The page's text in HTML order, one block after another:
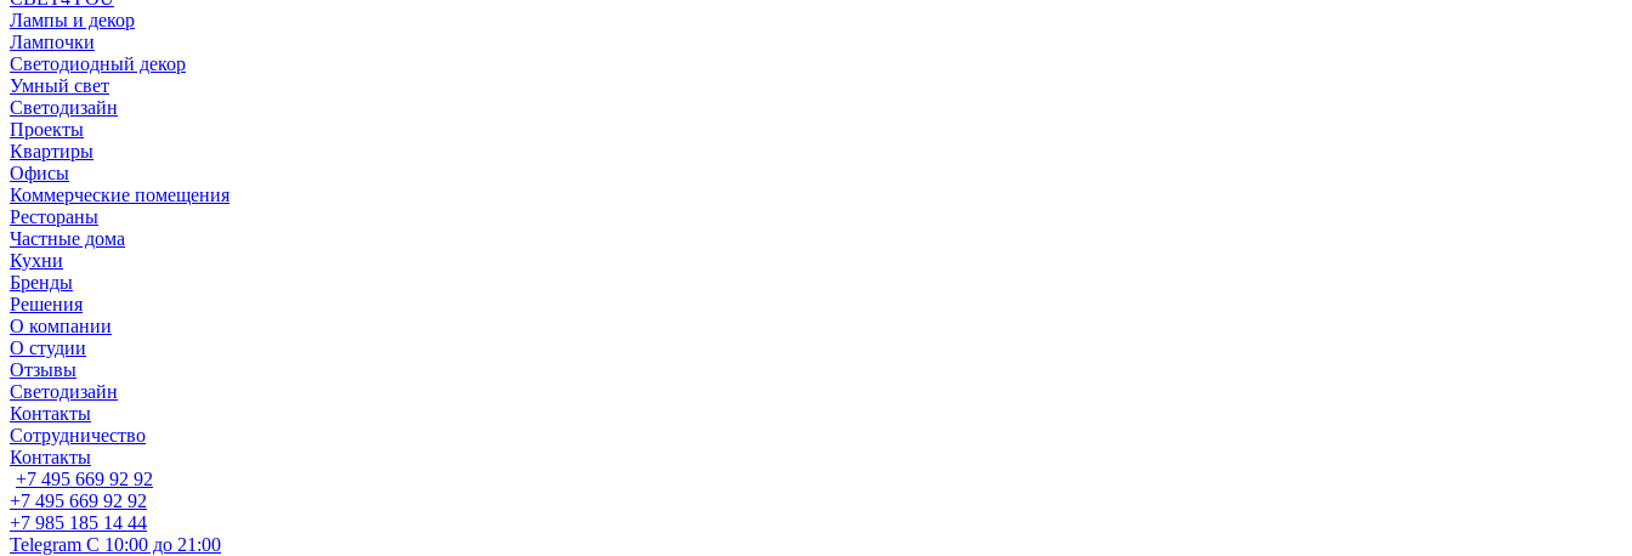
Лампы и декор
Лампочки
Светодиодный декор
Умный свет
Светодизайн
Проекты
Квартиры
Офисы
Коммерческие помещения
Рестораны
Частные дома
Кухни
Бренды
Решения
О компании
О студии
Отзывы
Светодизайн
Контакты
Сотрудничество
Контакты
+7 495 669 92 92
+7 495 669 92 92
+7 985 185 14 44
Telegram С 10:00 до 21:00